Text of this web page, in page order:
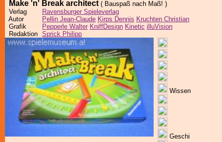
Make 'n' Break architect ( Bauspaß nach Maß! )
Verlag
Ravensburger Spieleverlag
Autor
Pellin Jean-Claude Kirps Dennis Kruchten Christian
Grafik
Pepperle Walter KniffDesign Kinetic illuVision
Redaktion Sprick Philipp
Wissen
Geschi